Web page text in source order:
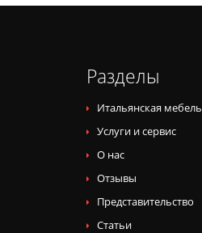
Разделы
Итальянская мебель
Услуги и сервис
О нас
Отзывы
Представительство
Статьи